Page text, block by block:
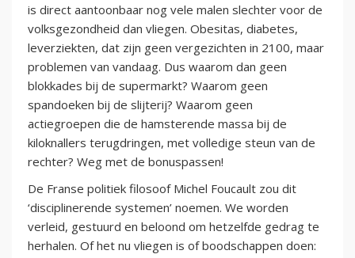
is direct aantoonbaar nog vele malen slechter voor de
volksgezondheid dan vliegen. Obesitas, diabetes,
leverziekten, dat zijn geen vergezichten in 2100, maar
problemen van vandaag. Dus waarom dan geen
blokkades bij de supermarkt? Waarom geen
spandoeken bij de slijterij? Waarom geen
actiegroepen die de hamsterende massa bij de
kiloknallers terugdringen, met volledige steun van de
rechter? Weg met de bonuspassen!
De Franse politiek filosoof Michel Foucault zou dit
‘disciplinerende systemen’ noemen. We worden
verleid, gestuurd en beloond om hetzelfde gedrag te
herhalen. Of het nu vliegen is of boodschappen doen: